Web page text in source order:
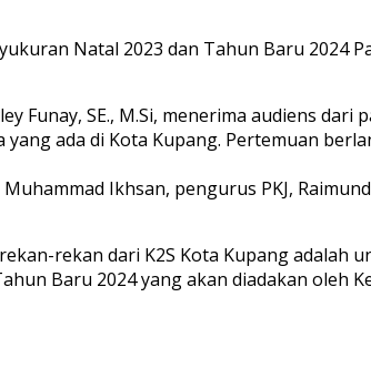
Natal 2023 dan Tahun Baru 2024
Funay, SE., M.Si, menerima audiens
yang ada di Kota Kupang. Pertemuan
Ikhsan, pengurus PKJ,
rekan dari K2S Kota Kupang adalah
Baru 2024 yang akan diadakan oleh